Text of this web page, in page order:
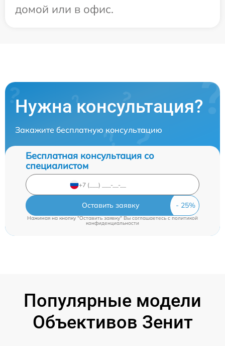
домой или в офис.
Нужна консультация?
Закажите бесплатную консультацию
Бесплатная консультация со
специалистом
Оставить заявку
Нажимая на кнопку "Оставить заявку" Вы соглашаетесь cполитикой
конфиденциальности
Популярные модели
Объективов Зенит